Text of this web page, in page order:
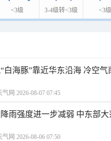
<3级 3-4级转<3级 <3级
白海豚”靠近华东沿海 冷空
气网 2026-08-07 07:45
雨强度进一步减弱 中东部
气网 2026-08-06 07:50